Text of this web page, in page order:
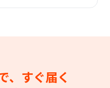
、すぐ届く